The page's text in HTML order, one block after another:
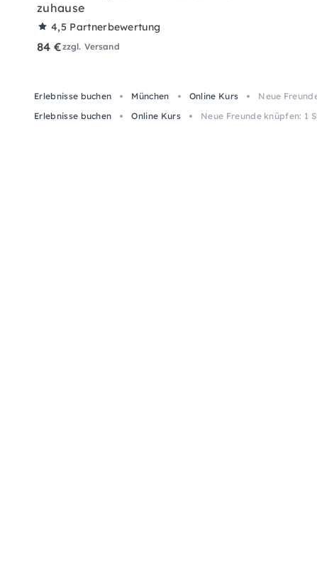
zuhause
4,5 Partnerbewertung
84 €zzgl. Versand
Erlebnisse buchen München Online Kurs
Neue
Erlebnisse buchen
Online Kurs Neue Freunde knüpfen: 1